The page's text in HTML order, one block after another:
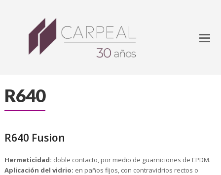
R640
R640 Fusion
Hermeticidad: doble contacto, por medio de guarniciones de EPDM.
Aplicación del vidrio: en paños fijos, con contravidrios rectos o